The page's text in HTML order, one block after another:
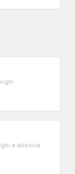
e salsiccia